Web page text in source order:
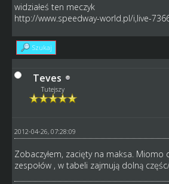
widziałeś ten meczyk
http://www.speedway-world.pl/i,live-
Szukaj
Teves
Tutejszy
2012-04-26, 07:28:09
Zobaczyłem, zacięty na maksa. Miomo
zespołów , w tabeli zajmują dolną